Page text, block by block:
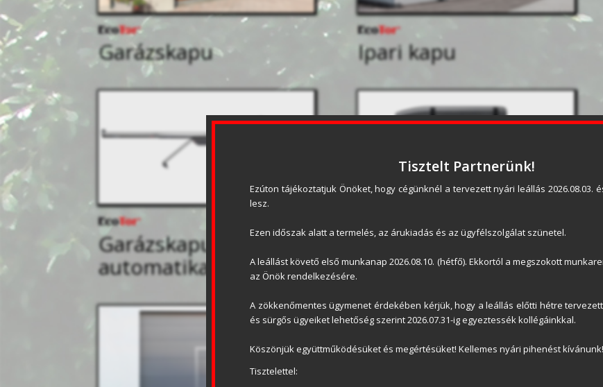
Garázskapu Ipari kapu
Garázskapu
automatika
Ipari kapu hajtómű
Tisztelt Partnerünk!
Ezúton tájékoztatjuk Önöket, hogy cégünknél a tervezett nyári leállás 2026.08.03.
lesz.
Ezen időszak alatt a termelés, az árukiadás és az ügyfélszolgálat szünetel.
A leállást követő első munkanap 2026.08.10. (hétfő). Ekkortól a megszokott
az Önök rendelkezésére.
A zökkenőmentes ügymenet érdekében kérjük, hogy a leállás előtti hétre
és sürgős ügyeiket lehetőség szerint 2026.07.31-ig egyeztessék kollégáinkkal.
Köszönjük együttműködésüket és megértésüket! Kellemes nyári pihenést kívánunk!
Tisztelettel: